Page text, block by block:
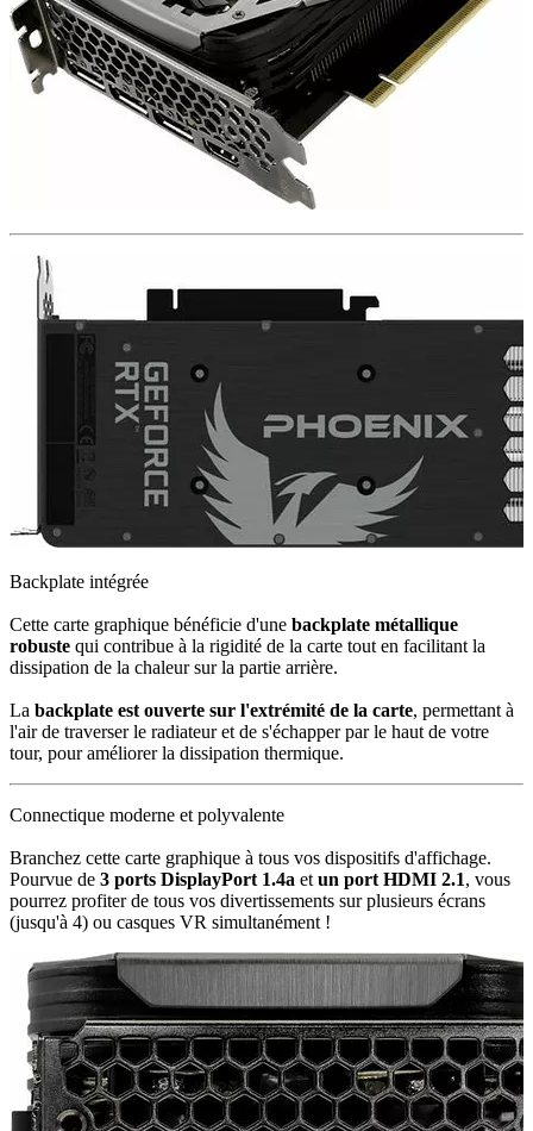
Backplate intégrée
Cette carte graphique bénéficie d'une backplate métallique
robuste qui contribue à la rigidité de la carte tout en facilitant la
dissipation de la chaleur sur la partie arrière.
La backplate est ouverte sur l'extrémité de la carte, permettant à
l'air de traverser le radiateur et de s'échapper par le haut de votre
tour, pour améliorer la dissipation thermique.
Connectique moderne et polyvalente
Branchez cette carte graphique à tous vos dispositifs d'affichage.
Pourvue de 3 ports DisplayPort 1.4a et un port HDMI 2.1, vous
pourrez profiter de tous vos divertissements sur plusieurs écrans
(jusqu'à 4) ou casques VR simultanément !